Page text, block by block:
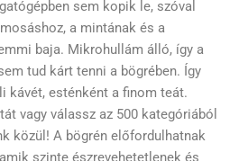
sem kopik le, szóval
a mintának és a
baja. Mikrohullám álló, így a
tud kárt tenni a bögrében. Így
kávét, esténként a finom teát.
vagy válassz az 500 kategóriából
közül! A bögrén előfordulhatnak
szinte észrevehetetlenek és